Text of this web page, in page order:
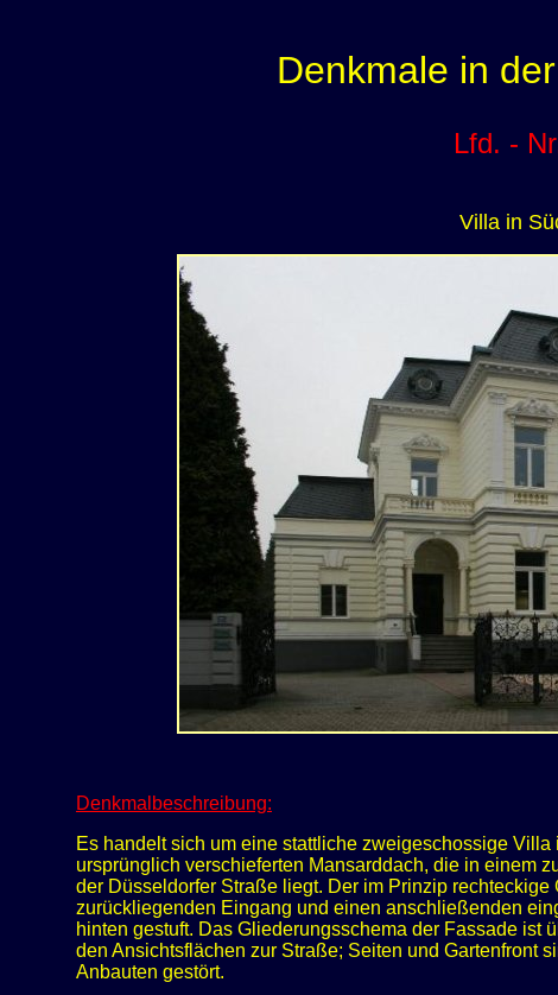
Denkmale in
Lfd. -
Villa in
Denkmalbeschreibung:
Es handelt sich um eine stattliche zweigeschossige
ursprünglich verschieferten Mansarddach, die in einem
der Düsseldorfer Straße liegt. Der im Prinzip
zurückliegenden Eingang und einen anschließenden
hinten gestuft. Das Gliederungsschema der Fassade ist
den Ansichtsflächen zur Straße; Seiten und Gartenfront
Anbauten gestört.